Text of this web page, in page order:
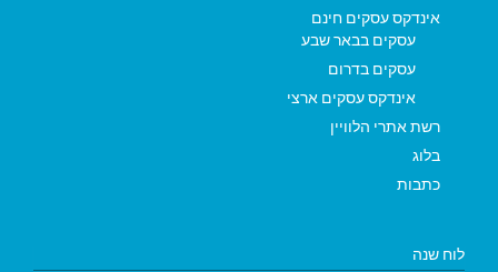
אינדקס עסקים חינם
עסקים בבאר שבע
עסקים בדרום
אינדקס עסקים ארצי
רשת אתרי הלוויין
בלוג
כתבות
לוח שנה